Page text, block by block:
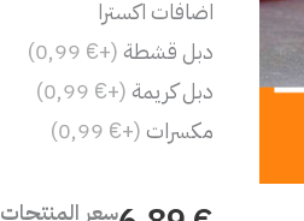
اضافات اكسترا
دبل قشطة (+€ 0,99)
دبل كريمة (+€ 0,99)
مكسرات(+€ 0,99)
سعر المنتجات